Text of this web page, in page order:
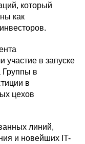
который
как
участие в запуске
Группы в
в
цехов
линий,
и новейших IT-